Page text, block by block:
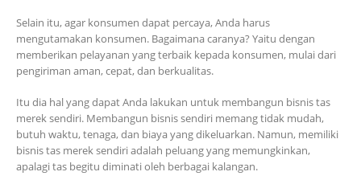
Selain itu, agar konsumen dapat percaya, Anda harus
mengutamakan konsumen. Bagaimana caranya? Yaitu dengan
memberikan pelayanan yang terbaik kepada konsumen, mulai dari
pengiriman aman, cepat, dan berkualitas.
Itu dia hal yang dapat Anda lakukan untuk membangun bisnis tas
merek sendiri. Membangun bisnis sendiri memang tidak mudah,
butuh waktu, tenaga, dan biaya yang dikeluarkan. Namun, memiliki
bisnis tas merek sendiri adalah peluang yang memungkinkan,
apalagi tas begitu diminati oleh berbagai kalangan.